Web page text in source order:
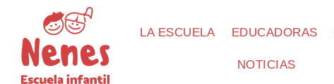
LA ESCUELA EDUCADORAS
NOTICIAS